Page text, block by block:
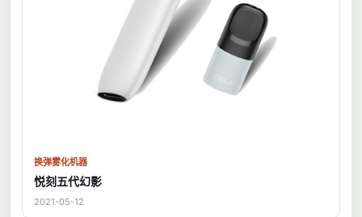
换弹雾化机器
悦刻五代幻影
2021-05-12